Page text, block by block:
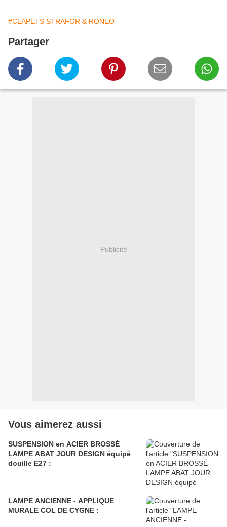
#CLAPETS STRAFOR & RONEO
Partager
Publicité
Vous aimerez aussi
SUSPENSION en ACIER BROSSÉ
LAMPE ABAT JOUR DESIGN équipé
douille E27 :
LAMPE ANCIENNE - APPLIQUE
MURALE COL DE CYGNE :